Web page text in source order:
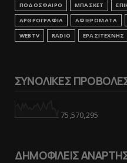
ΠΟΔΟΣΦΑΙΡΟ ΜΠΑΣΚΕΤ
ΑΡΘΡΟΓΡΑΦΙΑ
ΑΦΙΕΡΩΜΑΤΑ
WEBTV
RADIO ΕΡΑΣΙΤΕΧΝΗΣ
ΣΥΝΟΛΙΚΕΣ
75,570,295
ΔΗΜΟΦΙΛΕΙΣ